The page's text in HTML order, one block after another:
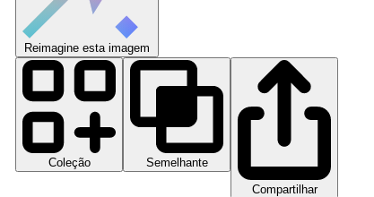
Reimagine esta imagem
Coleção
Semelhante
Compartilhar